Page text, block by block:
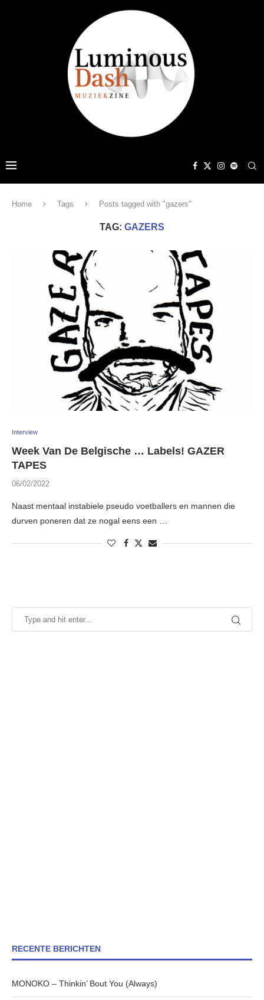
Home Tags Posts tagged with "gazers"
TAG: GAZERS
Interview
Week Van De Belgische … Labels! GAZER
TAPES
06/02/2022
Naast mentaal instabiele pseudo voetballers en mannen die
durven poneren dat ze nogal eens een …
RECENTE BERICHTEN
MONOKO – Thinkin’ Bout You (Always)